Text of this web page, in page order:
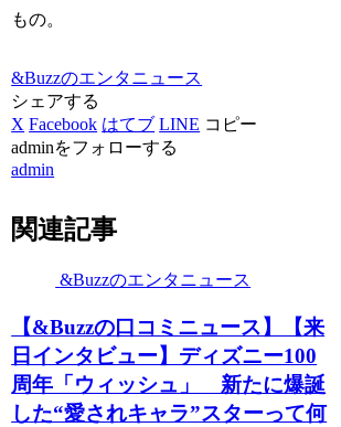
もの。
&Buzzのエンタニュース
シェアする
X Facebook はてブ LINE コピー
adminをフォローする
admin
関連記事
&Buzzのエンタニュース
【&Buzzの口コミニュース】【来
日インタビュー】ディズニー100
周年「ウィッシュ」 新たに爆誕
した“愛されキャラ”スターって何